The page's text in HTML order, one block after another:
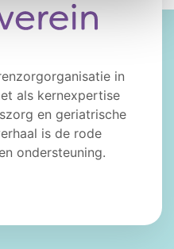
in
als kernexpertise
en geriatrische
is de rode
ondersteuning.